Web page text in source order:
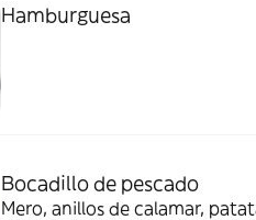
Hamburguesa
Bocadillo de pescado
Mero, anillos de calamar,